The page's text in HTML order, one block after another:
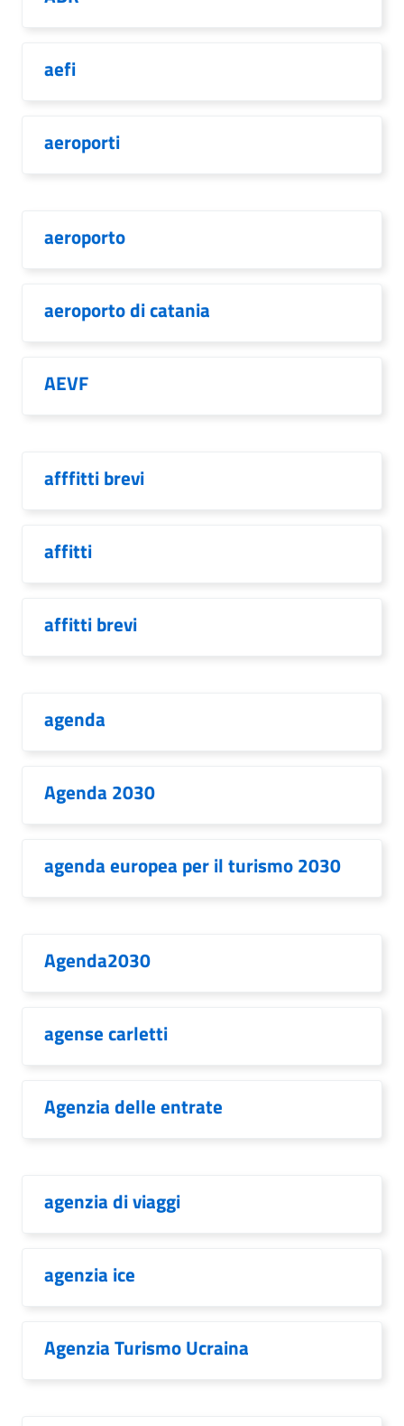
aefi
aeroporti
aeroporto
aeroporto di catania
AEVF
afffitti brevi
affitti
affitti brevi
agenda
Agenda 2030
agenda europea per il turismo 2030
Agenda2030
agense carletti
Agenzia delle entrate
agenzia di viaggi
agenzia ice
Agenzia Turismo Ucraina